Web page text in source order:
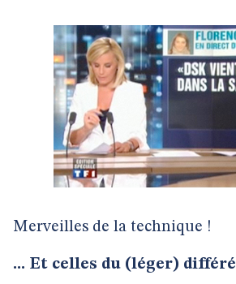
Merveilles de la technique !
... Et celles du (léger) différé